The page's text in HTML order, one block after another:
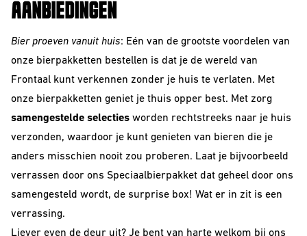
AANBIEDINGEN
Bier proeven vanuit huis: Eén van de grootste voordelen van
onze bierpakketten bestellen is dat je de wereld van
Frontaal kunt verkennen zonder je huis te verlaten. Met
onze bierpakketten geniet je thuis opper best. Met zorg
samengestelde selecties worden rechtstreeks naar je huis
verzonden, waardoor je kunt genieten van bieren die je
anders misschien nooit zou proberen. Laat je bijvoorbeeld
verrassen door ons Speciaalbierpakket dat geheel door ons
samengesteld wordt, de surprise box! Wat er in zit is een
verrassing.
Liever even de deur uit? Je bent van harte welkom bij ons